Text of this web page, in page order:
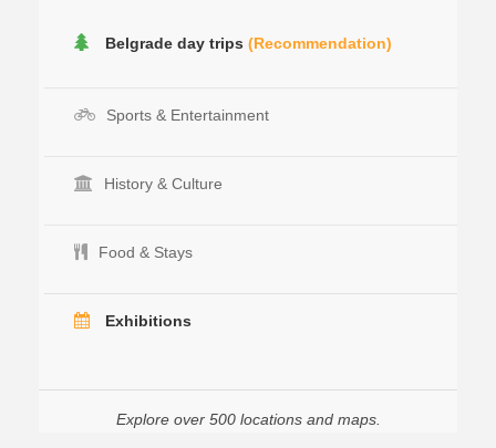
Belgrade day trips (Recommendation)
Sports & Entertainment
History & Culture
Food & Stays
Exhibitions
Explore over 500 locations and maps.